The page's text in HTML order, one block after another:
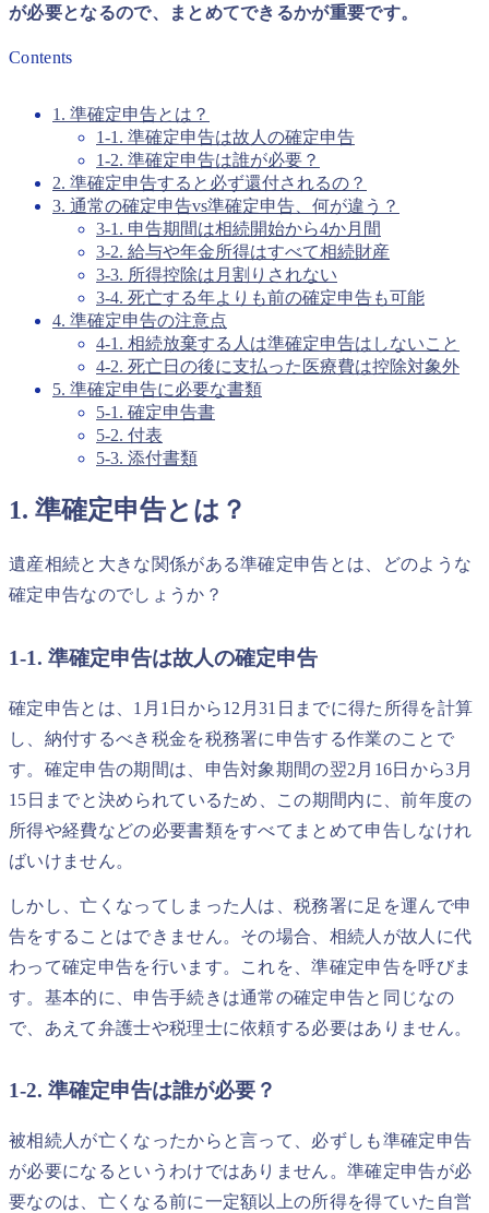
が必要となるので、まとめてできるかが重要です。
Contents
1. 準確定申告とは？
1-1. 準確定申告は故人の確定申告
1-2. 準確定申告は誰が必要？
2. 準確定申告すると必ず還付されるの？
3. 通常の確定申告vs準確定申告、何が違う？
3-1. 申告期間は相続開始から4か月間
3-2. 給与や年金所得はすべて相続財産
3-3. 所得控除は月割りされない
3-4. 死亡する年よりも前の確定申告も可能
4. 準確定申告の注意点
4-1. 相続放棄する人は準確定申告はしないこと
4-2. 死亡日の後に支払った医療費は控除対象外
5. 準確定申告に必要な書類
5-1. 確定申告書
5-2. 付表
5-3. 添付書類
1. 準確定申告とは？
遺産相続と大きな関係がある準確定申告とは、どのような
確定申告なのでしょうか？
1-1. 準確定申告は故人の確定申告
確定申告とは、1月1日から12月31日までに得た所得を計算
し、納付するべき税金を税務署に申告する作業のことで
す。確定申告の期間は、申告対象期間の翌2月16日から3月
15日までと決められているため、この期間内に、前年度の
所得や経費などの必要書類をすべてまとめて申告しなけれ
ばいけません。
しかし、亡くなってしまった人は、税務署に足を運んで申
告をすることはできません。その場合、相続人が故人に代
わって確定申告を行います。これを、準確定申告を呼びま
す。基本的に、申告手続きは通常の確定申告と同じなの
で、あえて弁護士や税理士に依頼する必要はありません。
1-2. 準確定申告は誰が必要？
被相続人が亡くなったからと言って、必ずしも準確定申告
が必要になるというわけではありません。準確定申告が必
要なのは、亡くなる前に一定額以上の所得を得ていた自営